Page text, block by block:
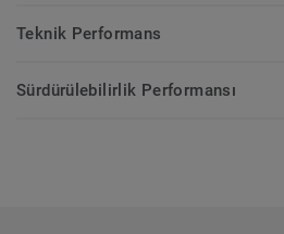
Teknik Performans
Sürdürülebilirlik Performansı